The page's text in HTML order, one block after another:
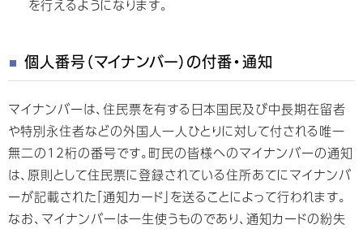
を行えるようになります。
個人番号（マイナンバー）の付番・通知
マイナンバーは、住民票を有する日本国民及び中長期在留者
や特別永住者などの外国人一人ひとりに対して付される唯一
無二の12桁の番号です。町民の皆様へのマイナンバーの通知
は、原則として住民票に登録されている住所あてにマイナンバ
ーが記載された「通知カード」を送ることによって行われます。
なお、マイナンバーは一生使うものであり、通知カードの紛失